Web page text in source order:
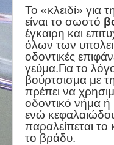
Το «κλειδί» για
είναι το σωστό
έγκαιρη και
όλων των
οδοντικές
γεύμα.Για το
βούρτσισμα με
πρέπει να
οδοντικό νήμα ή
ενώ
παραλείπεται
το βράδυ.